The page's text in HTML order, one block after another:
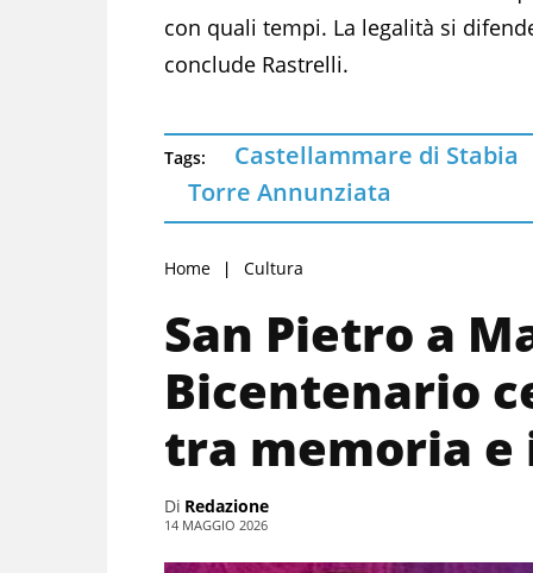
con quali tempi. La legalità si
conclude Rastrelli.
Tags:
Castellammare di Stabia
Torre Annunziata
Home Cultura
San Pietro a
Bicentenario
tra memoria e
Di Redazione
14 MAGGIO 2026